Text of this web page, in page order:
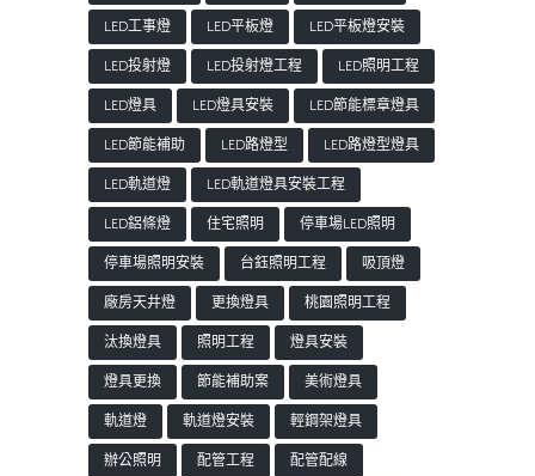
LED工事燈
LED平板燈
LED平板燈安裝
LED投射燈
LED投射燈工程
LED照明工程
LED燈具
LED燈具安裝
LED節能標章燈具
LED節能補助
LED路燈型
LED路燈型燈具
LED軌道燈
LED軌道燈具安裝工程
LED鋁條燈
住宅照明
停車場LED照明
停車場照明安裝
台鈺照明工程
吸頂燈
廠房天井燈
更換燈具
桃園照明工程
汰換燈具
照明工程
燈具安裝
燈具更換
節能補助案
美術燈具
軌道燈
軌道燈安裝
輕鋼架燈具
辦公照明
配管工程
配管配線